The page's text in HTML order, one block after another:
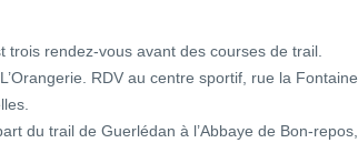
trois rendez-vous avant des courses de trail.
RDV au centre sportif, rue la Fontaine
du trail de Guerlédan à l’Abbaye de Bon-repos,